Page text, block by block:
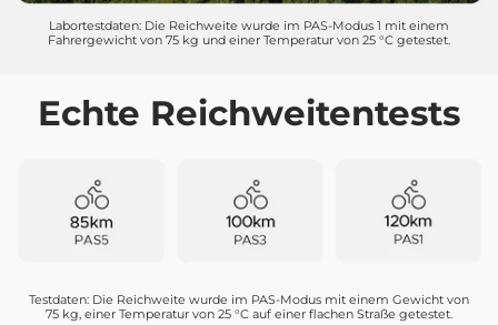
Labortestdaten: Die Reichweite wurde im PAS-Modus 1 mit einem
Fahrergewicht von 75 kg und einer Temperatur von 25 °C getestet.
Echte Reichweitentests
Testdaten: Die Reichweite wurde im PAS-Modus mit einem Gewicht von
75 kg, einer Temperatur von 25 °C auf einer flachen Straße getestet.